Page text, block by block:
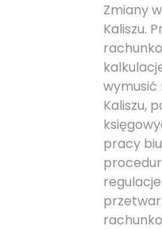
Zmiany
Kaliszu.
wymusić
Kaliszu,
pracy